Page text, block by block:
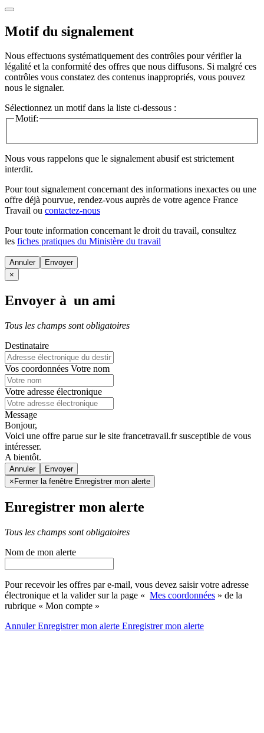
Motif du signalement
Nous effectuons systématiquement des contrôles pour vérifier la
légalité et la conformité des offres que nous diffusons. Si malgré ces
contrôles vous constatez des contenus inappropriés, vous pouvez
nous le signaler.
Sélectionnez un motif dans la liste ci-dessous :
Motif:
Nous vous rappelons que le signalement abusif est strictement
interdit.
Pour tout signalement concernant des informations inexactes ou une
offre déjà pourvue, rendez-vous auprès de votre agence France
Travail ou contactez-nous
Pour toute information concernant le droit du travail, consultez
les fiches pratiques du Ministère du travail
Annuler
×
Envoyer à un ami
Tous les champs sont obligatoires
Destinataire
Vos coordonnées Votre nom
Votre adresse électronique
Message
Bonjour,
Voici une offre parue sur le site francetravail.fr susceptible de vous
intéresser.
A bientôt.
Annuler
× Fermer la fenêtre Enregistrer mon alerte
Enregistrer mon alerte
Tous les champs sont obligatoires
Nom de mon alerte
Pour recevoir les offres par e-mail, vous devez saisir votre adresse
électronique et la valider sur la page « Mes coordonnées » de la
rubrique « Mon compte »
AnnulerEnregistrer mon alerte Enregistrermon alerte